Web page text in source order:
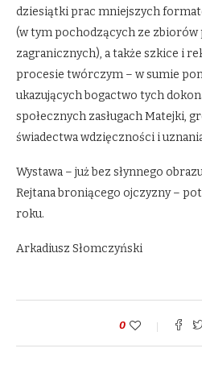
dziesiątki prac mniejszych
(w tym pochodzących ze
zagranicznych), a także szkice i
procesie twórczym – w sumie
ukazujących bogactwo tych
społecznych zasługach Matejki,
świadectwa wdzięczności i
Wystawa – już bez słynnego
Rejtana broniącego ojczyzny –
roku.
Arkadiusz Słomczyński
0